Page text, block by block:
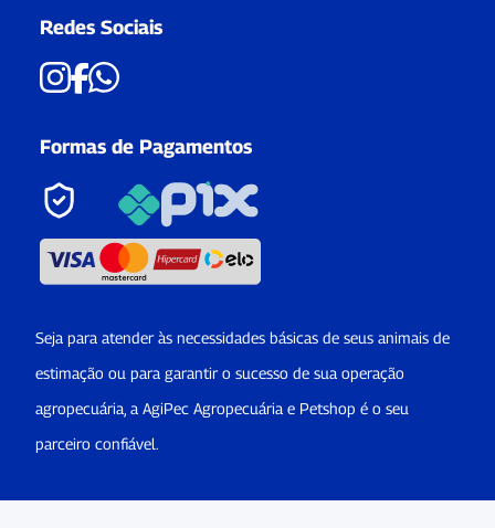
Redes Sociais
Formas de Pagamentos
Seja para atender às necessidades básicas de seus animais de
estimação ou para garantir o sucesso de sua operação
agropecuária, a AgiPec Agropecuária e Petshop é o seu
parceiro confiável.